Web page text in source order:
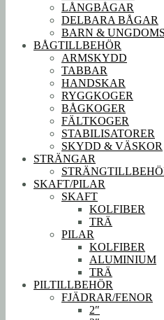
LÅNGBÅGAR
DELBARA BÅGAR
BARN &
BÅGTILLBEHÖR
ARMSKYDD
TABBAR
HANDSKAR
RYGGKOGER
BÅGKOGER
FÄLTKOGER
STABILISATORER
SKYDD & VÄSKOR
STRÄNGAR
SKAFT/PILAR
SKAFT
KOLFIBER
TRÄ
PILAR
KOLFIBER
ALUMINIUM
TRÄ
PILTILLBEHÖR
FJÄDRAR/FENOR
2″